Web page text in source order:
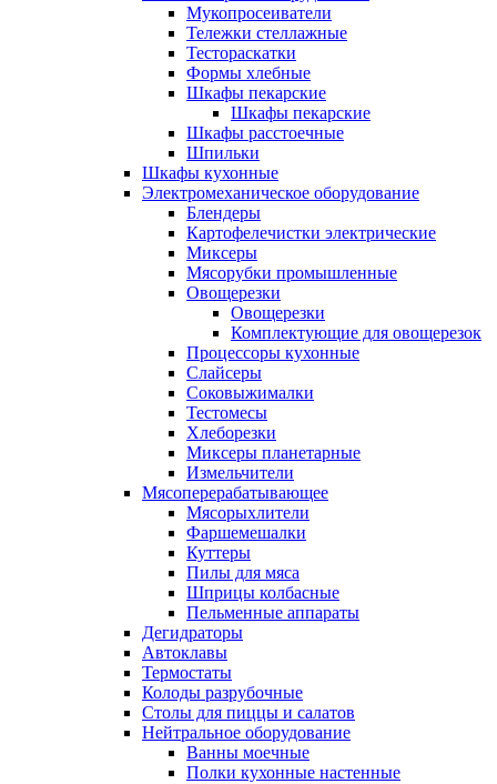
Мукопросеиватели
Тележки стеллажные
Тестораскатки
Формы хлебные
Шкафы пекарские
Шкафы пекарские
Шкафы расстоечные
Шпильки
Шкафы кухонные
Электромеханическое оборудование
Блендеры
Картофелечистки электрические
Миксеры
Мясорубки промышленные
Овощерезки
Овощерезки
Комплектующие для овощерезок
Процессоры кухонные
Слайсеры
Соковыжималки
Тестомесы
Хлеборезки
Миксеры планетарные
Измельчители
Мясоперерабатывающее
Мясорыхлители
Фаршемешалки
Куттеры
Пилы для мяса
Шприцы колбасные
Пельменные аппараты
Дегидраторы
Автоклавы
Термостаты
Колоды разрубочные
Столы для пиццы и салатов
Нейтральное оборудование
Ванны моечные
Полки кухонные настенные